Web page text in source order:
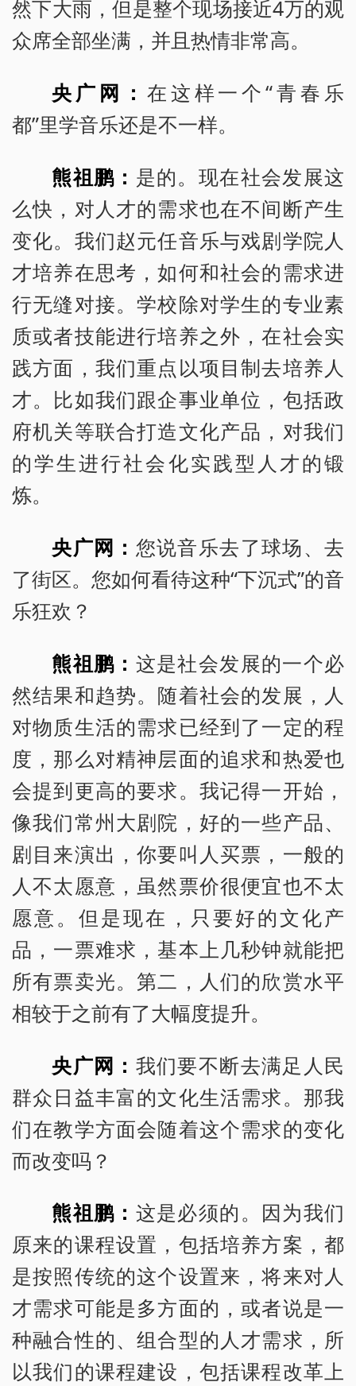
然下大雨，但是整个现场接近4万的观
众席全部坐满，并且热情非常高。
央广网： 在这样一个“青春乐
都”里学音乐还是不一样。
熊祖鹏： 是的。现在社会发展这
么快，对人才的需求也在不间断产生
变化。我们赵元任音乐与戏剧学院人
才培养在思考，如何和社会的需求进
行无缝对接。学校除对学生的专业素
质或者技能进行培养之外，在社会实
践方面，我们重点以项目制去培养人
才。比如我们跟企事业单位，包括政
府机关等联合打造文化产品，对我们
的学生进行社会化实践型人才的锻
炼。
央广网： 您说音乐去了球场、去
了街区。您如何看待这种“下沉式”的音
乐狂欢？
熊祖鹏： 这是社会发展的一个必
然结果和趋势。随着社会的发展，人
对物质生活的需求已经到了一定的程
度，那么对精神层面的追求和热爱也
会提到更高的要求。我记得一开始，
像我们常州大剧院，好的一些产品、
剧目来演出，你要叫人买票，一般的
人不太愿意，虽然票价很便宜也不太
愿意。但是现在，只要好的文化产
品，一票难求，基本上几秒钟就能把
所有票卖光。第二，人们的欣赏水平
相较于之前有了大幅度提升。
央广网： 我们要不断去满足人民
群众日益丰富的文化生活需求。那我
们在教学方面会随着这个需求的变化
而改变吗？
熊祖鹏： 这是必须的。因为我们
原来的课程设置，包括培养方案，都
是按照传统的这个设置来，将来对人
才需求可能是多方面的，或者说是一
种融合性的、组合型的人才需求，所
以我们的课程建设，包括课程改革上